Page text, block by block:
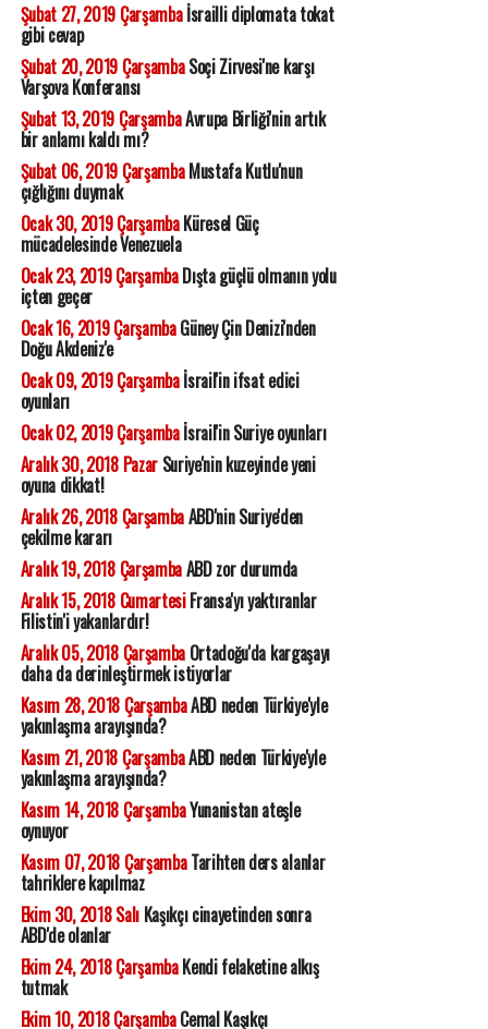
Şubat 27, 2019 Çarşambaİsrailli diplomata tokat
gibi cevap
Şubat 20, 2019 ÇarşambaSoçi Zirvesi'ne karşı
Varşova Konferansı
Şubat 13, 2019 ÇarşambaAvrupa Birliği'nin artık
bir anlamı kaldı mı?
Şubat 06, 2019 ÇarşambaMustafa Kutlu'nun
çığlığını duymak
Ocak 30, 2019 ÇarşambaKüresel Güç
mücadelesinde Venezuela
Ocak 23, 2019 ÇarşambaDışta güçlü olmanın yolu
içten geçer
Ocak 16, 2019 ÇarşambaGüney Çin Denizi'nden
Doğu Akdeniz'e
Ocak 09, 2019 Çarşambaİsrail'in ifsat edici
oyunları
Ocak 02, 2019 Çarşambaİsrail'in Suriye oyunları
Aralık 30, 2018 PazarSuriye'nin kuzeyinde yeni
oyuna dikkat!
Aralık 26, 2018 ÇarşambaABD'nin Suriye'den
çekilme kararı
Aralık 19, 2018 ÇarşambaABD zor durumda
Aralık 15, 2018 CumartesiFransa'yı yaktıranlar
Filistin'i yakanlardır!
Aralık 05, 2018 ÇarşambaOrtadoğu'da kargaşayı
daha da derinleştirmek istiyorlar
Kasım 28, 2018 ÇarşambaABD neden Türkiye'yle
yakınlaşma arayışında?
Kasım 21, 2018 ÇarşambaABD neden Türkiye'yle
yakınlaşma arayışında?
Kasım 14, 2018 ÇarşambaYunanistan ateşle
oynuyor
Kasım 07, 2018 ÇarşambaTarihten ders alanlar
tahriklere kapılmaz
Ekim 30, 2018 SalıKaşıkçı cinayetinden sonra
ABD'de olanlar
Ekim 24, 2018 ÇarşambaKendi felaketine alkış
tutmak
Ekim 10, 2018 ÇarşambaCemal Kaşıkçı